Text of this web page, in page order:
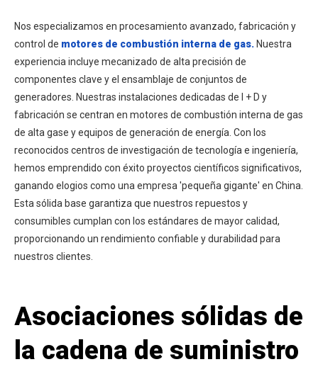
Nos especializamos en procesamiento avanzado, fabricación y
control de motores de combustión interna de gas. Nuestra
experiencia incluye mecanizado de alta precisión de
componentes clave y el ensamblaje de conjuntos de
generadores. Nuestras instalaciones dedicadas de I + D y
fabricación se centran en motores de combustión interna de gas
de alta gase y equipos de generación de energía. Con los
reconocidos centros de investigación de tecnología e ingeniería,
hemos emprendido con éxito proyectos científicos significativos,
ganando elogios como una empresa 'pequeña gigante' en China.
Esta sólida base garantiza que nuestros repuestos y
consumibles cumplan con los estándares de mayor calidad,
proporcionando un rendimiento confiable y durabilidad para
nuestros clientes.
Asociaciones sólidas de
la cadena de suministro